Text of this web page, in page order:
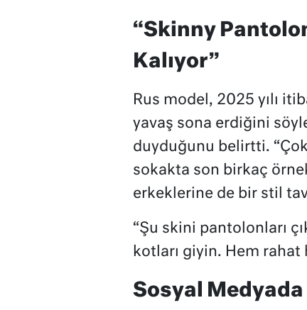
“Skinny
Kalıyor”
Rus model, 2025 yılı
yavaş sona erdiğini
duyduğunu belirtti.
sokakta son birkaç
erkeklerine de bir stil
“Şu skini pantolonları
kotları giyin. Hem
Sosyal